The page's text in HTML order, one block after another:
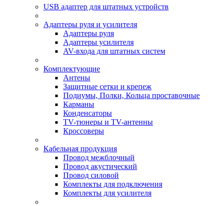
USB адаптер для штатных устройств
Адаптеры руля и усилителя
Адаптеры руля
Адаптеры усилителя
AV-входа для штатных систем
Комплектующие
Антены
Защитные сетки и крепеж
Подиумы, Полки, Кольца проставочные
Карманы
Конденсаторы
TV-тюнеры и TV-антенны
Кроссоверы
Кабельная продукция
Провод межблочный
Провод акустический
Провод силовой
Комплекты для подключения
Комплекты для усилителя